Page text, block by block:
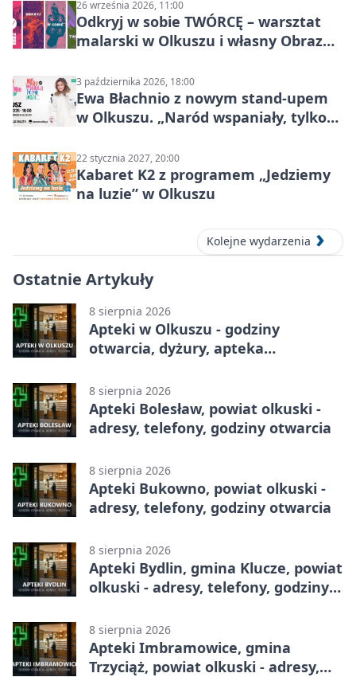
26 września 2026, 11:00
Odkryj w sobie TWÓRCĘ – warsztat
malarski w Olkuszu i własny Obraz
3 października 2026, 18:00
Ewa Błachnio z nowym stand-upem
w Olkuszu. „Naród wspaniały, tylko
22 stycznia 2027, 20:00
Kabaret K2 z programem „Jedziemy
na luzie” w Olkuszu
Kolejne wydarzenia
Ostatnie Artykuły
8 sierpnia 2026
Apteki w Olkuszu - godziny
otwarcia, dyżury, apteka
8 sierpnia 2026
Apteki Bolesław, powiat olkuski -
adresy, telefony, godziny otwarcia
8 sierpnia 2026
Apteki Bukowno, powiat olkuski -
adresy, telefony, godziny otwarcia
8 sierpnia 2026
Apteki Bydlin, gmina Klucze, powiat
olkuski - adresy, telefony, godziny
8 sierpnia 2026
Apteki Imbramowice, gmina
Trzyciąż, powiat olkuski - adresy,